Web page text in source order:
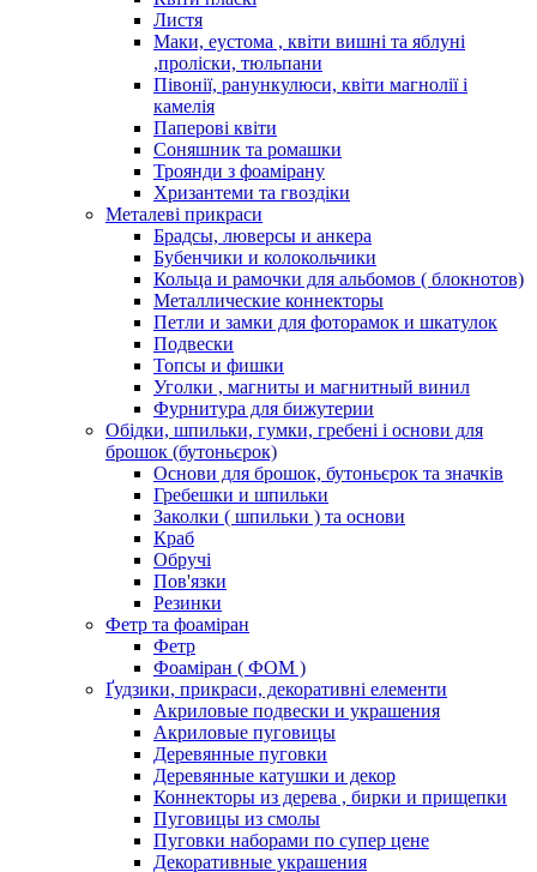
Листя
Маки, еустома , квіти вишні та яблуні
,проліски, тюльпани
Півонії, ранункулюси, квіти магнолії і
камелія
Паперові квіти
Соняшник та ромашки
Троянди з фоамірану
Хризантеми та гвоздіки
Металеві прикраси
Брадсы, люверсы и анкера
Бубенчики и колокольчики
Кольца и рамочки для альбомов ( блокнотов)
Металлические коннекторы
Петли и замки для фоторамок и шкатулок
Подвески
Топсы и фишки
Уголки , магниты и магнитный винил
Фурнитура для бижутерии
Обідки, шпильки, гумки, гребені і основи для
брошок (бутоньєрок)
Основи для брошок, бутоньєрок та значків
Гребешки и шпильки
Заколки ( шпильки ) та основи
Краб
Обручі
Пов'язки
Резинки
Фетр та фоаміран
Фетр
Фоаміран ( ФОМ )
Ґудзики, прикраси, декоративні елементи
Акриловые подвески и украшения
Акриловые пуговицы
Деревянные пуговки
Деревянные катушки и декор
Коннекторы из дерева , бирки и прищепки
Пуговицы из смолы
Пуговки наборами по супер цене
Декоративные украшения